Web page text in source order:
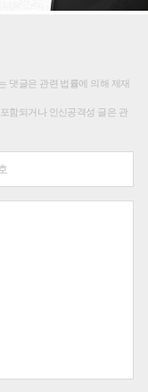
댓글은 관련 법률에 의해 제재
함되거나 인신공격성 글은 관